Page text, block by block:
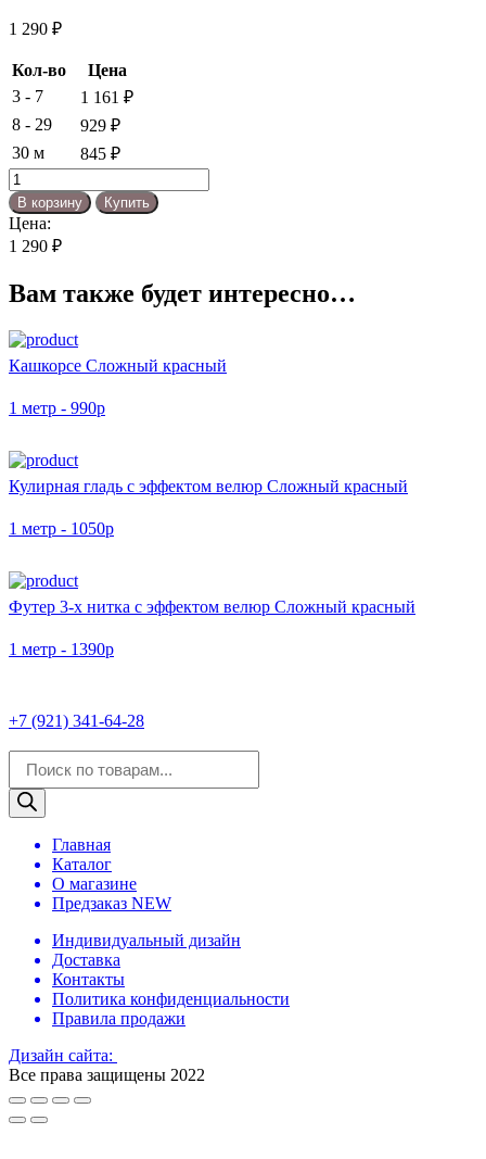
1 290 ₽
Кол-во
Цена
3 - 7
1 161 ₽
8 - 29
929 ₽
30 м
845 ₽
Количество
товара
Футер
3-
х
начес
эффектом
велюр
Сложный
В корзину Купить
Цена:
1 290 ₽
Вам также будет интересно…
Кашкорсе Сложный красный
1 метр - 990р
Кулирная гладь с эффектом велюр Сложный красный
1 метр - 1050р
Футер 3-х нитка с эффектом велюр Сложный красный
1 метр - 1390р
+7 (921) 341-64-28
товаров
Главная
Каталог
О магазине
Предзаказ NEW
Индивидуальный дизайн
Доставка
Контакты
Политика конфиденциальности
Правила продажи
Дизайн сайта:
Все права защищены 2022